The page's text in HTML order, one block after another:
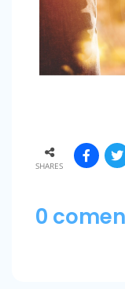
SHARES
0